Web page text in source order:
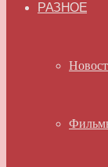
РАЗНОЕ